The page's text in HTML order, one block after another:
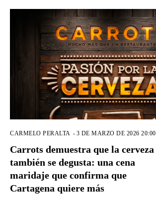
CARMELO PERALTA - 3 DE MARZO DE 2026 20:00
Carrots demuestra que la cerveza
también se degusta: una cena
maridaje que confirma que
Cartagena quiere más